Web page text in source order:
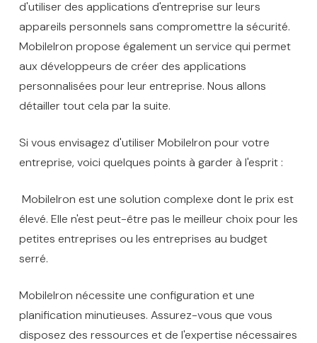
d'utiliser des applications d'entreprise sur leurs
appareils personnels sans compromettre la sécurité.
MobileIron propose également un service qui permet
aux développeurs de créer des applications
personnalisées pour leur entreprise. Nous allons
détailler tout cela par la suite.
Si vous envisagez d'utiliser MobileIron pour votre
entreprise, voici quelques points à garder à l'esprit :
MobileIron est une solution complexe dont le prix est
élevé. Elle n'est peut-être pas le meilleur choix pour les
petites entreprises ou les entreprises au budget
serré.
MobileIron nécessite une configuration et une
planification minutieuses. Assurez-vous que vous
disposez des ressources et de l'expertise nécessaires